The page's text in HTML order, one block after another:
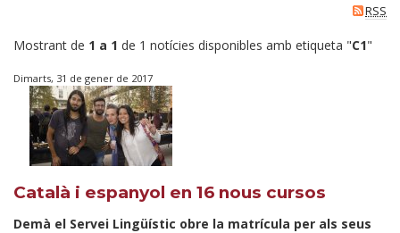
RSS
Mostrant de 1 a 1 de 1 notícies disponibles amb etiqueta "C1"
Dimarts, 31 de gener de 2017
Català i espanyol en 16 nous cursos
Demà el Servei Lingüístic obre la matrícula per als seus